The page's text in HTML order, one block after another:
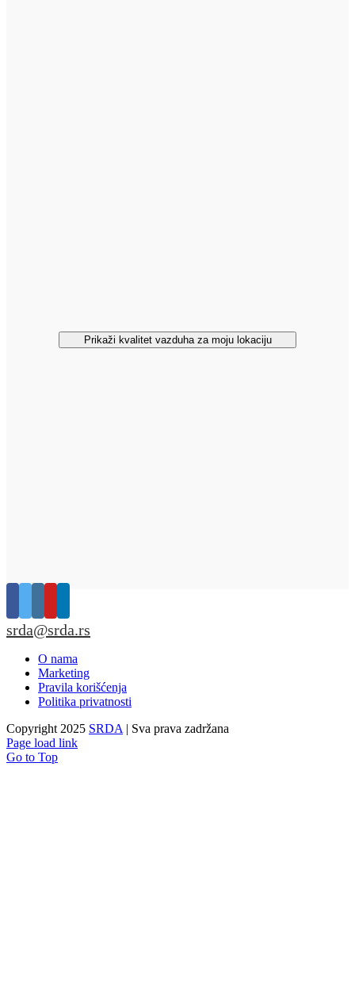
Prikaži kvalitet vazduha za moju lokaciju
srda@srda.rs
O nama
Marketing
Pravila korišćenja
Politika privatnosti
Copyright 2025 SRDA | Sva prava zadržana
Page load link
Go to Top